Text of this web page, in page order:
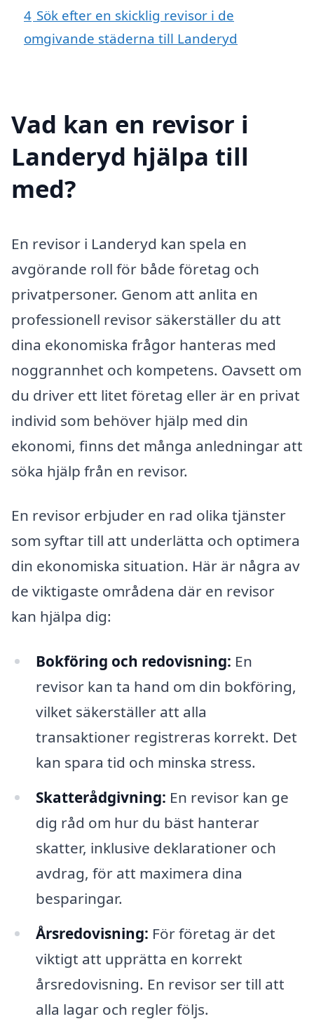
4 Sök efter en skicklig revisor i de
omgivande städerna till Landeryd
Vad kan en revisor i
Landeryd hjälpa till
med?
En revisor i Landeryd kan spela en
avgörande roll för både företag och
privatpersoner. Genom att anlita en
professionell revisor säkerställer du att
dina ekonomiska frågor hanteras med
noggrannhet och kompetens. Oavsett om
du driver ett litet företag eller är en privat
individ som behöver hjälp med din
ekonomi, finns det många anledningar att
söka hjälp från en revisor.
En revisor erbjuder en rad olika tjänster
som syftar till att underlätta och optimera
din ekonomiska situation. Här är några av
de viktigaste områdena där en revisor
kan hjälpa dig:
Bokföring och redovisning: En
revisor kan ta hand om din bokföring,
vilket säkerställer att alla
transaktioner registreras korrekt. Det
kan spara tid och minska stress.
Skatterådgivning: En revisor kan ge
dig råd om hur du bäst hanterar
skatter, inklusive deklarationer och
avdrag, för att maximera dina
besparingar.
Årsredovisning: För företag är det
viktigt att upprätta en korrekt
årsredovisning. En revisor ser till att
alla lagar och regler följs.